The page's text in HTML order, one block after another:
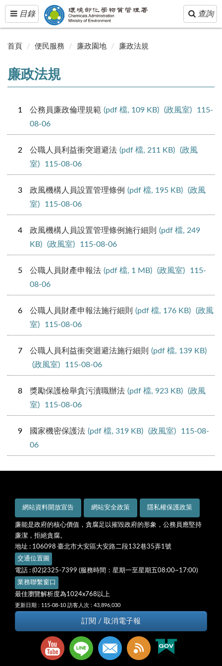
Toggle
navigation
目錄
Toggle
navigation
查詢
首頁 便民服務 廉政園地 廉政法規
廉政法規
1 公務員廉政倫理規範 (pdf 檔, 109 KB) (政風室)
115-
08-06
2 公職人員利益衝突迴避法 (pdf 檔, 211 KB)
(政風
室)
115-08-06
3 政風機構人員設置管理條例 (pdf 檔, 195 KB)
(政風
室)
115-08-06
4 政風機構人員設置管理條例施行細則 (pdf 檔, 249
KB)
(政風室) 115-08-06
5 公職人員財產申報法 (pdf 檔, 1 MB) (政風室)
115-
08-06
6 公職人員財產申報法施行細則 (pdf 檔, 176 KB)
(政風
室)
115-08-06
7 公職人員利益衝突迴避法施行細則 (pdf 檔, 139 KB)
(政風室)
115-08-06
8 獎勵保護檢舉貪污瀆職辦法 (pdf 檔, 923 KB)
(政風
室)
115-08-06
9 國家機密保護法 (pdf 檔, 319 KB) (政風室)
115-08-
06
網站資料開放宣告 網站安全政策 隱私權保護政策
廉能是政府的核心價值，貪腐足以摧毀政府的形象，公務員應堅持
廉潔，拒絕貪腐。
地址 : 106098 臺北市大安區大安路二段132巷35弄1號
交通位置圖
電話 : (02)2325-7399 (服務時間：星期一至星期五08:00~17:00)
業務聯繫窗口
最佳瀏覽解析度為1024x768以上
更新日期 : 115-08-10 訪客人次 : 43,896,030
訂閱 / 取消電子報